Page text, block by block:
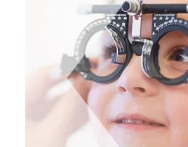
dépister
votre
enfant